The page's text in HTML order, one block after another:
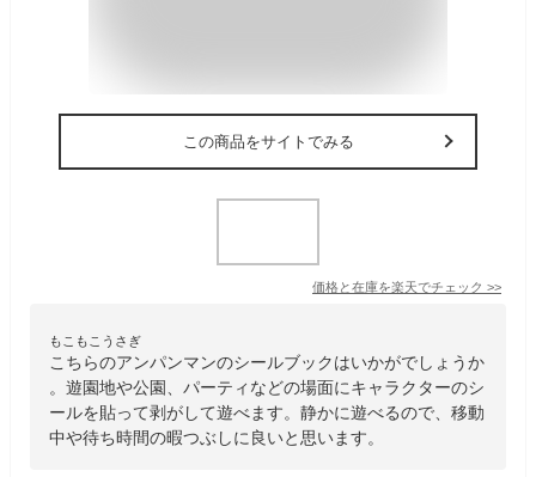
この商品をサイトでみる
価格と在庫を楽天でチェック >>
もこもこうさぎ
こちらのアンパンマンのシールブックはいかがでしょうか
。遊園地や公園、パーティなどの場面にキャラクターのシ
ールを貼って剥がして遊べます。静かに遊べるので、移動
中や待ち時間の暇つぶしに良いと思います。